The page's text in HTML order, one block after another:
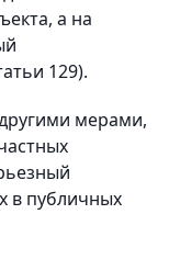
а на
129).
мерами,
в публичных